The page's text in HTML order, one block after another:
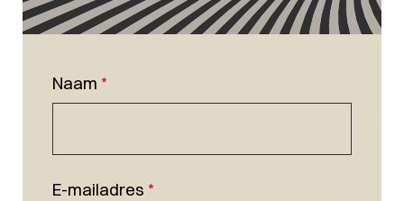
Naam *
E-mailadres *